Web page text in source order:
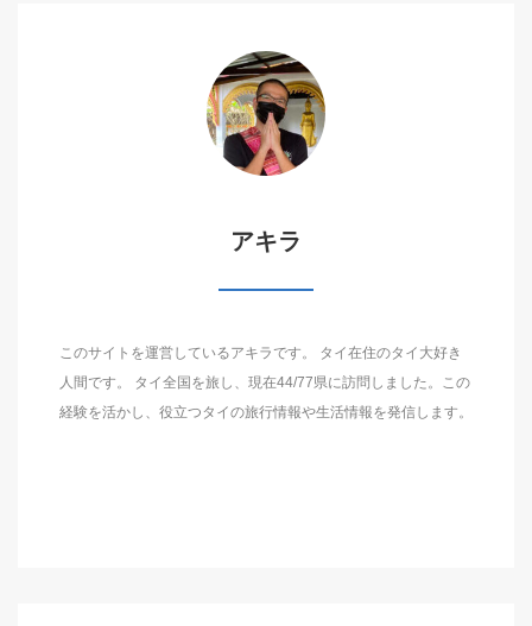
アキラ
このサイトを運営しているアキラです。 タイ在住のタイ大好き
人間です。 タイ全国を旅し、現在44/77県に訪問しました。この
経験を活かし、役立つタイの旅行情報や生活情報を発信します。